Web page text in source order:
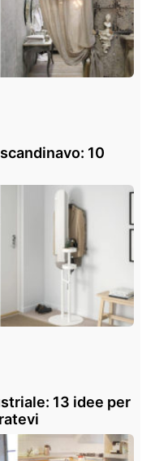
10
13 idee per